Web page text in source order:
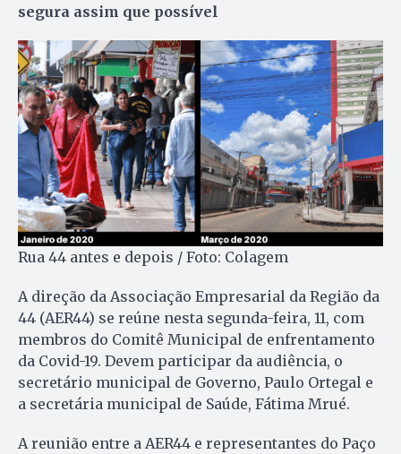
segura assim que possível
Rua 44 antes e depois / Foto: Colagem
A direção da Associação Empresarial da Região da
44 (AER44) se reúne nesta segunda-feira, 11, com
membros do Comitê Municipal de enfrentamento
da Covid-19. Devem participar da audiência, o
secretário municipal de Governo, Paulo Ortegal e
a secretária municipal de Saúde, Fátima Mrué.
A reunião entre a AER44 e representantes do Paço